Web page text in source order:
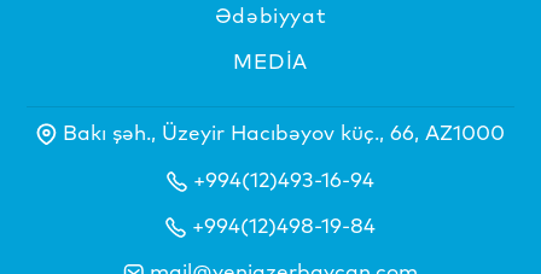
Ədəbiyyat
MEDİA
Bakı şəh., Üzeyir Hacıbəyov küç., 66, AZ1000
+994(12)493-16-94
+994(12)498-19-84